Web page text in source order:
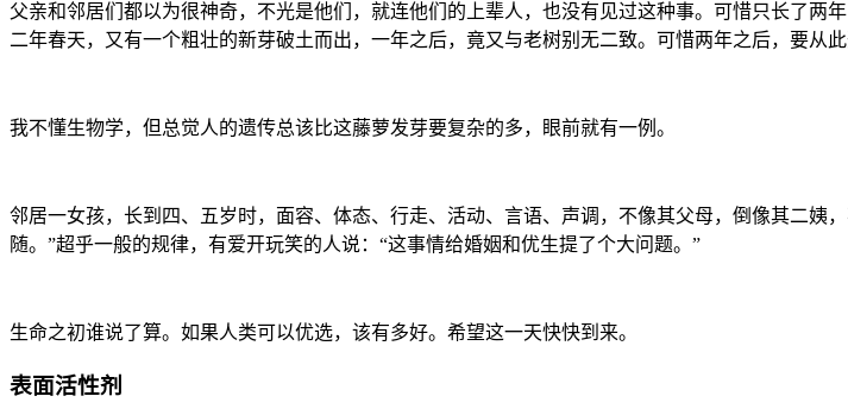
父亲和邻居们都以为很神奇，不光是他们，就连他们的上辈人，也没有见过这种事。可惜只长了
二年春天，又有一个粗壮的新芽破土而出，一年之后，竟又与老树别无二致。可惜两年之后，要从
我不懂生物学，但总觉人的遗传总该比这藤萝发芽要复杂的多，眼前就有一例。
邻居一女孩，长到四、五岁时，面容、体态、行走、活动、言语、声调，不像其父母，倒像其二姨
随。”超乎一般的规律，有爱开玩笑的人说：“这事情给婚姻和优生提了个大问题。”
生命之初谁说了算。如果人类可以优选，该有多好。希望这一天快快到来。
表面活性剂